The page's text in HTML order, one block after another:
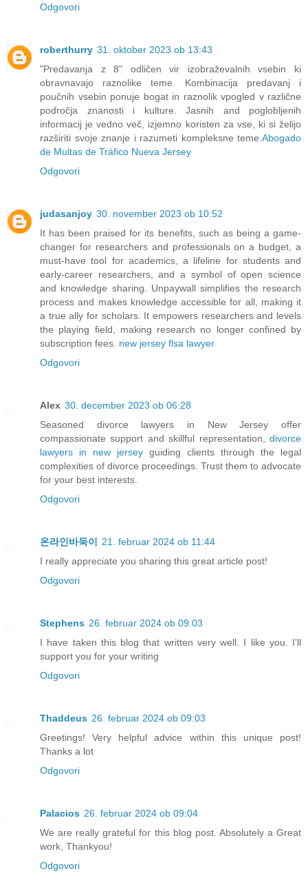
Odgovori
roberthurry 31. oktober 2023 ob 13:43
"Predavanja z 8" odličen vir izobraževalnih vsebin ki
obravnavajo raznolike teme. Kombinacija predavanj i
poučnih vsebin ponuje bogat in raznolik vpogled v različne
področja znanosti i kulture. Jasnih and poglobljenih
informacij je vedno več, izjemno koristen za vse, ki si želijo
razširiti svoje znanje i razumeti kompleksne teme. Abogado
de Multas de Tráfico Nueva Jersey
Odgovori
judasanjoy 30. november 2023 ob 10:52
It has been praised for its benefits, such as being a game-
changer for researchers and professionals on a budget, a
must-have tool for academics, a lifeline for students and
early-career researchers, and a symbol of open science
and knowledge sharing. Unpaywall simplifies the research
process and makes knowledge accessible for all, making it
a true ally for scholars. It empowers researchers and levels
the playing field, making research no longer confined by
subscription fees. new jersey flsa lawyer
Odgovori
Alex 30. december 2023 ob 06:28
Seasoned divorce lawyers in New Jersey offer
compassionate support and skillful representation, divorce
lawyers in new jersey guiding clients through the legal
complexities of divorce proceedings. Trust them to advocate
for your best interests.
Odgovori
온라인바둑이
21. februar 2024 ob 11:44
I really appreciate you sharing this great article post!
Odgovori
Stephens 26. februar 2024 ob 09:03
I have taken this blog that written very well. I like you. I'll
support you for your writing
Odgovori
Thaddeus 26. februar 2024 ob 09:03
Greetings! Very helpful advice within this unique post!
Thanks a lot
Odgovori
Palacios 26. februar 2024 ob 09:04
We are really grateful for this blog post. Absolutely a Great
work, Thankyou!
Odgovori